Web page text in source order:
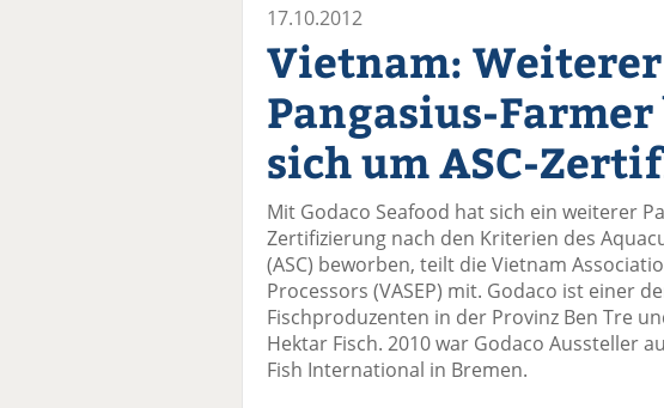
17.10.2012
Vietnam: Weiterer
Pangasius-
sich um ASC-
Mit Godaco Seafood hat sich ein weiterer
Zertifizierung nach den Kriterien des
(ASC) beworben, teilt die Vietnam
Processors (VASEP) mit. Godaco ist einer
Fischproduzenten in der Provinz Ben Tre
Hektar Fisch. 2010 war Godaco Aussteller
Fish International in Bremen.